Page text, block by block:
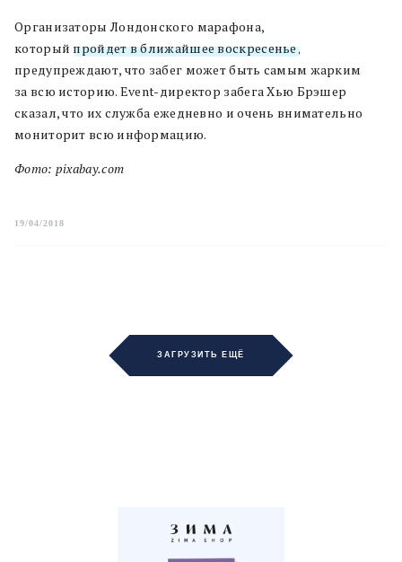
Организаторы Лондонского марафона,
который пройдет в ближайшее воскресенье,
предупреждают, что забег может быть самым жарким
за всю историю. Event-директор забега Хью Брэшер
сказал, что их служба ежедневно и очень внимательно
мониторит всю информацию.
Фото: pixabay.com
19/04/2018
ЗАГРУЗИТЬ ЕЩЁ